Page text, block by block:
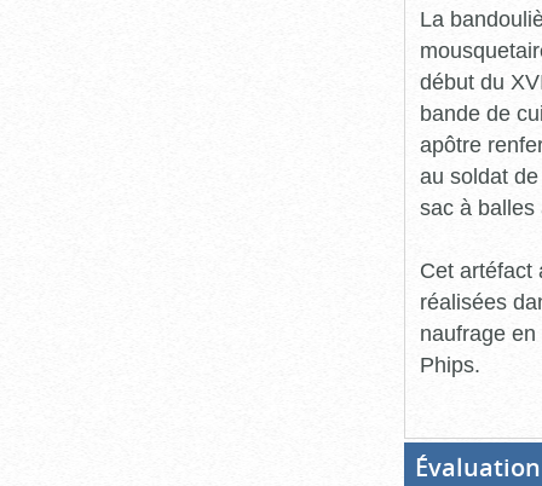
La
début du
bande de
apôtre
au soldat
sac à balles
Cet artéfact
réalisées
naufrage
Phips.